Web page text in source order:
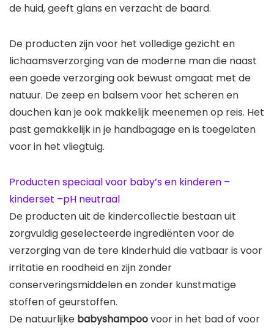
de huid, geeft glans en verzacht de baard.
De producten zijn voor het volledige gezicht en
lichaamsverzorging van de moderne man die naast
een goede verzorging ook bewust omgaat met de
natuur. De zeep en balsem voor het scheren en
douchen kan je ook makkelijk meenemen op reis. Het
past gemakkelijk in je handbagage en is toegelaten
voor in het vliegtuig.
Producten speciaal voor baby’s en kinderen –
kinderset –pH neutraal
De producten uit de kindercollectie bestaan uit
zorgvuldig geselecteerde ingrediënten voor de
verzorging van de tere kinderhuid die vatbaar is voor
irritatie en roodheid en zijn zonder
conserveringsmiddelen en zonder kunstmatige
stoffen of geurstoffen.
De natuurlijke babyshampoovoor in het bad of voor